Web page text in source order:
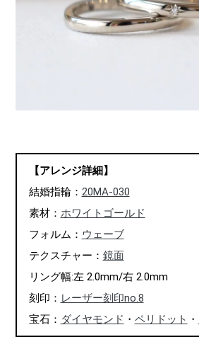
【アレンジ詳細】
結婚指輪： 20MA-030
素材： ホワイトゴールド
フォルム： ウェーブ
テクスチャー： 鏡面
リング幅:左 2.0mm/右 2.0mm
刻印： レーザー刻印no.8
宝石： ダイヤモンド ・ ペリドット ・